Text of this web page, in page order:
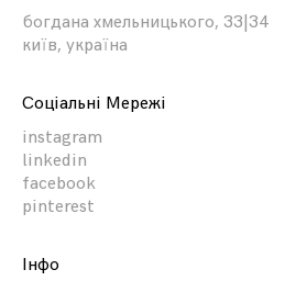
богдана хмельницького, 33|34
київ, україна
Соціальні Мережі
instagram
linkedin
facebook
pinterest
Iнфо